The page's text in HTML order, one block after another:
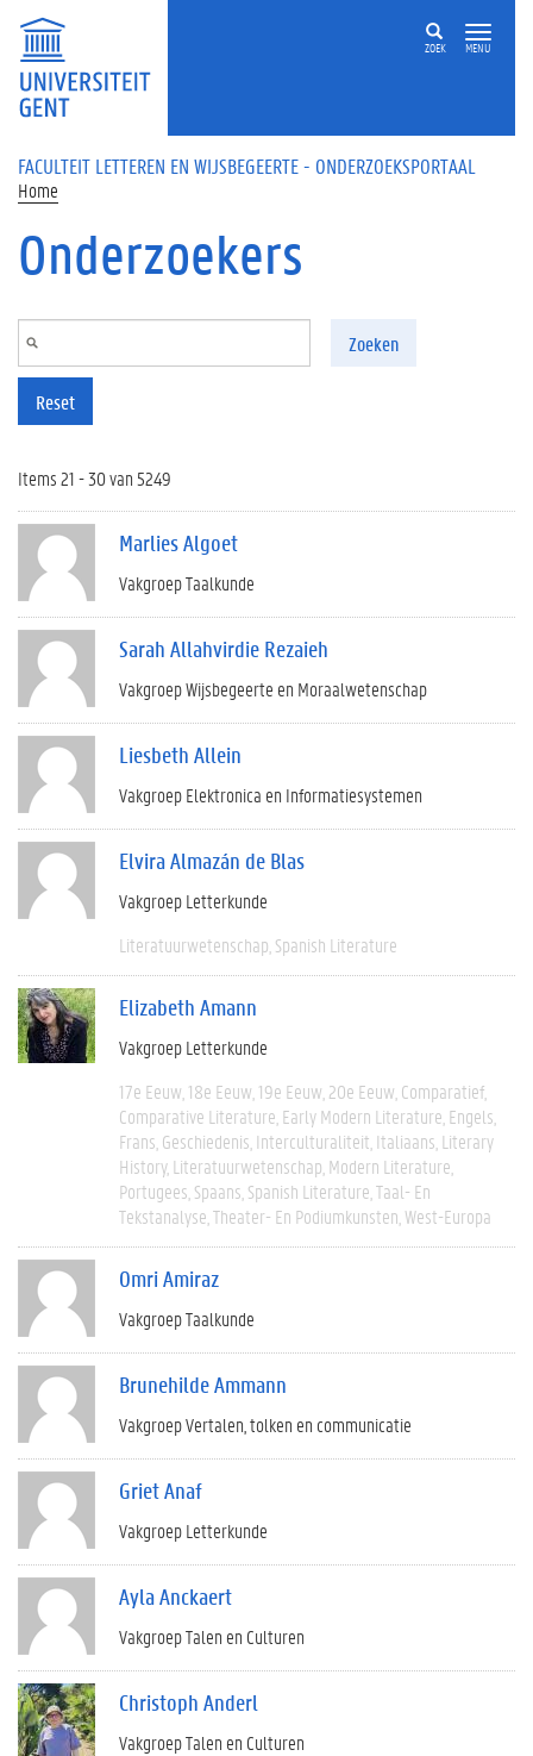
Overslaan en naar de inhoud gaan
ZOEK MENU
FACULTEIT LETTEREN EN WIJSBEGEERTE - ONDERZOEKSPORTAAL
Home
Onderzoekers
Zoeken
Reset
Items 21 - 30 van 5249
Marlies Algoet
Vakgroep Taalkunde
Sarah Allahvirdie Rezaieh
Vakgroep Wijsbegeerte en Moraalwetenschap
Liesbeth Allein
Vakgroep Elektronica en Informatiesystemen
Elvira Almazán de Blas
Vakgroep Letterkunde
Literatuurwetenschap Spanish Literature
Elizabeth Amann
Vakgroep Letterkunde
17e Eeuw 18e Eeuw 19e Eeuw 20e Eeuw Comparatief
Comparative Literature Early Modern Literature Engels
Frans Geschiedenis Interculturaliteit Italiaans Literary
History Literatuurwetenschap Modern Literature
Portugees Spaans Spanish Literature Taal- En
Tekstanalyse Theater- En Podiumkunsten West-Europa
Omri Amiraz
Vakgroep Taalkunde
Brunehilde Ammann
Vakgroep Vertalen, tolken en communicatie
Griet Anaf
Vakgroep Letterkunde
Ayla Anckaert
Vakgroep Talen en Culturen
Christoph Anderl
Vakgroep Talen en Culturen